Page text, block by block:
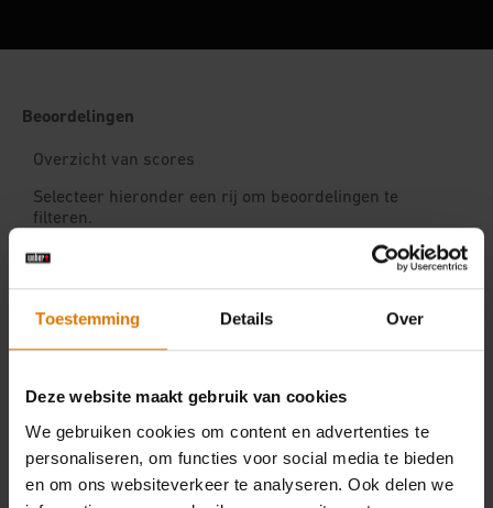
Toestemming Details Over
Deze website maakt gebruik van cookies
We gebruiken cookies om content en advertenties te
personaliseren, om functies voor social media te bieden
en om ons websiteverkeer te analyseren. Ook delen we